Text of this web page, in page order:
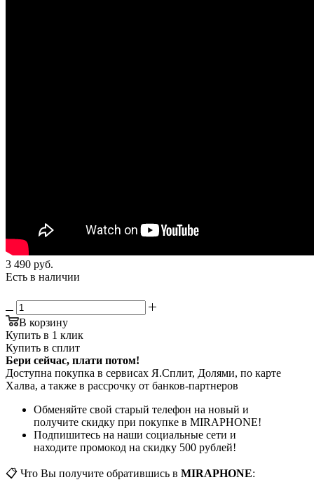
3 490 руб.
Есть в наличии
В корзину
Купить в 1 клик
Купить в сплит
Бери сейчас, плати потом!
Доступна покупка в сервисах Я.Сплит, Долями, по карте
Халва, а также в рассрочку от банков-партнеров
Обменяйте свой старый телефон на новый и
получите скидку при покупке в MIRAPHONE!
Подпишитесь на наши социальные сети и
находите промокод на скидку 500 рублей!
📋 Что Вы получите обратившись в MIRAPHONE: